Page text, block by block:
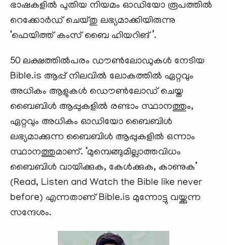
ഭാഷകളിൽ പുതിയ നിയമം ഓഡിയോ രൂപത്തിൽ
റെക്കോർഡ് ചെയ്തു ലഭ്യമാക്കിയിരുന്നു
‘ഫെയിത്ത് കംസ് ബൈ ഹിയറിങ്’.
50 ലക്ഷത്തിൽപരം ഡൗൺലോഡുകൾ നേടിയ
Bible.is ആപ്പ് നിലവിൽ ലോകത്തിൽ ഏറ്റവും
അധികം ആളുകൾ ഡൌൺലോഡ് ചെയ്ത
ബൈബിൾ ആപ്പുകളിൽ രണ്ടാം സ്ഥാനത്തും,
ഏറ്റവും അധികം ഓഡിയോ ബൈബിൾ
ലഭ്യമാക്കുന്ന ബൈബിൾ ആപ്പുകളിൽ ഒന്നാം
സ്ഥാനത്തുമാണ്. ‘മുമ്പെങ്ങുമില്ലാത്തവിധം
ബൈബിൾ വായിക്കുക, കേൾക്കുക, കാണുക’
(Read, Listen and Watch the Bible like never
before) എന്നതാണ് Bible.is മുന്നോട്ടു വയ്ക്കുന്ന
സന്ദേശം.